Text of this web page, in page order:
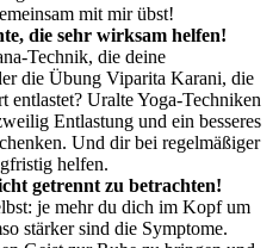
mit mir übst!
die sehr wirksam helfen!
Technik, die deine
die Übung Viparita Karani, die
entlastet? Uralte Yoga-Techniken
Entlastung und ein besseres
Und dir bei regelmäßiger
helfen.
getrennt zu betrachten!
je mehr du dich im Kopf um
stärker sind die Symptome.